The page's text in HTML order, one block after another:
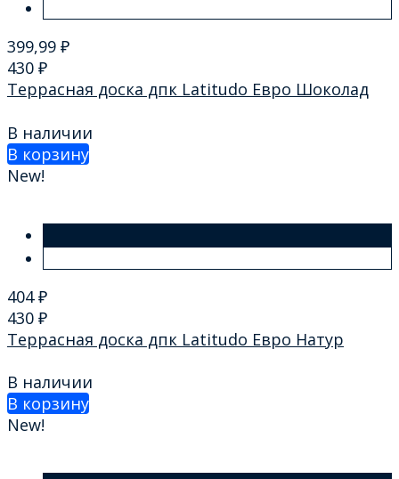
399,99 ₽
430 ₽
Террасная доска дпк Latitudo Евро Шоколад
В наличии
В корзину
New!
404₽
430 ₽
Террасная доска дпк Latitudo Евро Натур
В наличии
В корзину
New!